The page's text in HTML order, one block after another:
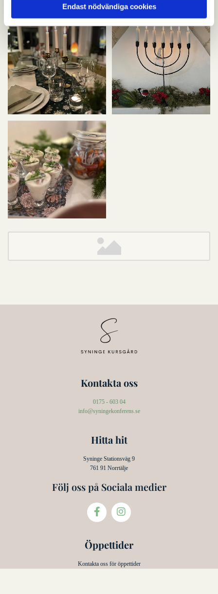
Endast nödvändiga cookies
Kontakta oss
0175 - 603 04
info@syningekonferens.se
Hitta hit
Syninge Stationsväg 9
761 91 Norrtälje
Följ oss på Sociala medier
Öppettider
Kontakta oss för öppettider